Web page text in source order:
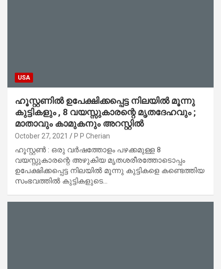
USA
ഹൂസ്റ്റണില്‍ ഉപേക്ഷിക്കപ്പെട്ട നിലയില്‍ മൂന്നു
കുട്ടികളും , 8 വയസ്സുകാരന്റെ മൃതദേഹവും ;
മാതാവും കാമുകനും അറസ്റ്റില്‍
October 27, 2021 P P Cherian
ഹൂസ്റ്റണ്‍ : ഒരു വര്‍ഷത്തോളം പഴക്കമുള്ള 8
വയസ്സുകാരന്റെ അഴുകിയ മൃതശരീരത്തോടൊപ്പം
ഉപേക്ഷിക്കപ്പെട്ട നിലയില്‍ മൂന്നു കുട്ടികളെ കണ്ടെത്തിയ
സംഭവത്തില്‍ കുട്ടികളുടെ…